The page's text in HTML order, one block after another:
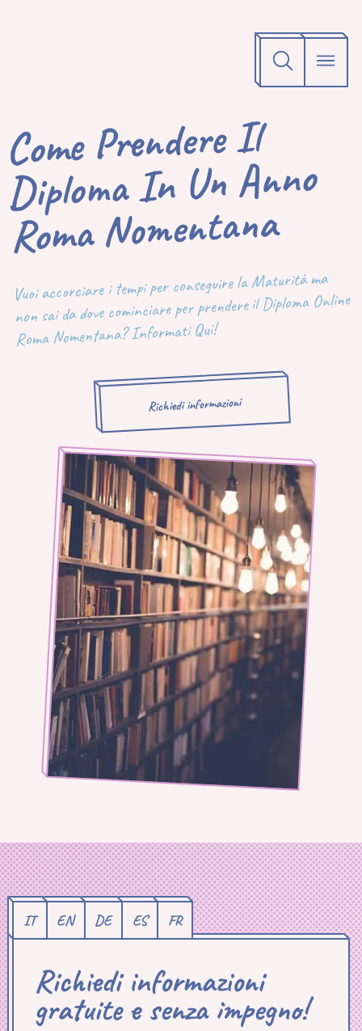
Come Prendere Il
Diploma In Un Anno
Roma Nomentana
Vuoi accorciare i tempi per conseguire la Maturità ma
non sai da dove cominciare per prendere il Diploma Online
Roma Nomentana? Informati Qui!
Richiedi informazioni
IT EN DE ES FR
Richiedi informazioni
gratuite e senza impegno!